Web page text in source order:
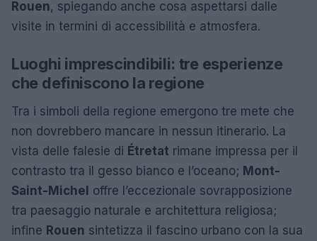
Rouen, spiegando anche cosa aspettarsi dalle
visite in termini di accessibilità e atmosfera.
Luoghi imprescindibili: tre esperienze
che definiscono la regione
Tra i simboli della regione emergono tre mete che
non dovrebbero mancare in nessun itinerario. La
vista delle falesie di Étretat rimane impressa per il
contrasto tra il gesso bianco e l’oceano; Mont-
Saint-Michel offre l’eccezionale sovrapposizione
tra paesaggio naturale e architettura religiosa;
infine Rouen sintetizza il fascino urbano con la sua